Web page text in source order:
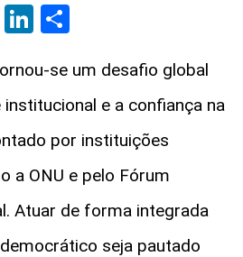
Messenger
LinkedIn
se um desafio global
e a confiança na
por instituições
a ONU e pelo Fórum
Atuar de forma integrada
seja pautado